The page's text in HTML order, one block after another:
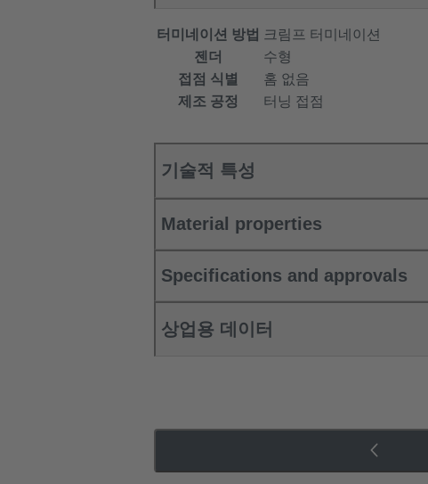
터미네이션 방법 크림프 터미네이션
젠더
수형
접점 식별
홈 없음
제조 공정
터닝 접점
기술적 특성
Material properties
Specifications and approvals
상업용 데이터